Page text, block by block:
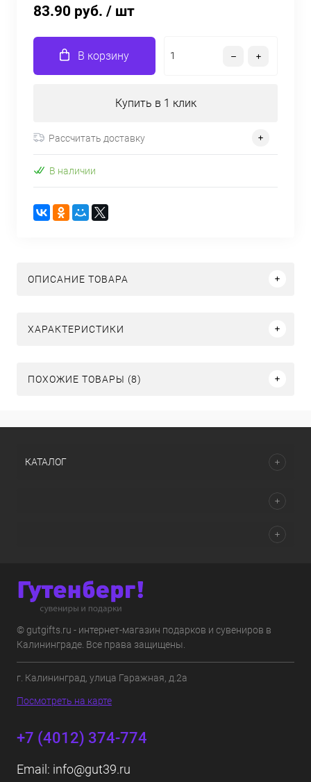
83.90 руб. / шт
В корзину
Купить в 1 клик
Рассчитать доставку
В наличии
ОПИСАНИЕ ТОВАРА
ХАРАКТЕРИСТИКИ
ПОХОЖИЕ ТОВАРЫ (8)
КАТАЛОГ
© gutgifts.ru - интернет-магазин подарков и сувениров в
Калининграде. Все права защищены.
г. Калининград, улица Гаражная, д.2а
Посмотреть на карте
+7 (4012) 374-774
Email: info@gut39.ru